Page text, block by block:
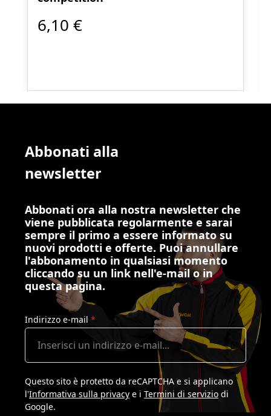
6,10 €
Abbonati alla
newsletter
Abbonati ora alla nostra newsletter che
viene pubblicata regolarmente e sarai
sempre il primo a essere informato su
nuovi prodotti e offerte. Puoi annullare
l'abbonamento in qualsiasi momento
cliccando su un link nell'e-mail o in
questa pagina.
Indirizzo e-mail *
Questo sito è protetto da reCAPTCHA e si applicano
l'Informativa sulla privacy e i Termini di servizio di
Google.